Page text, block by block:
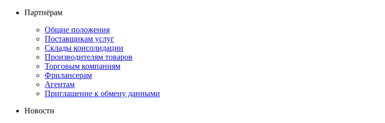
Партнёрам
Общие положения
Поставщикам услуг
Склады консолидации
Производителям товаров
Торговым компаниям
Фрилансерам
Агентам
Приглашение к обмену данными
Новости